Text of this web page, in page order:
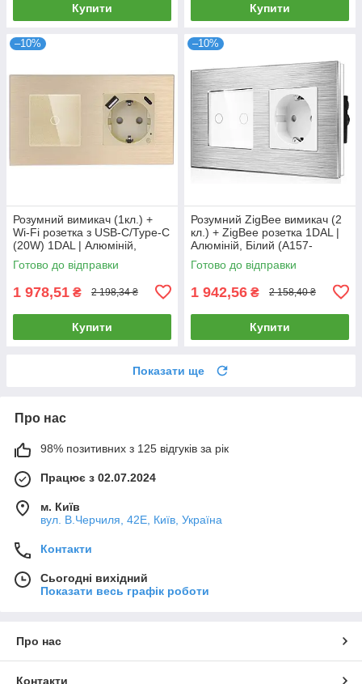
Купити Купити
–10%
Розумний вимикач (1кл.) +
Wi-Fi розетка з USB-C/Type-C
(20W) 1DAL | Алюміній,
Золото (A157-GSW1G.WF-
STUTC.WF.GD)
Готово до відправки
1 978,51 ₴ 2 198,34 ₴
Купити
–10%
Розумний ZigBee вимикач (2
кл.) + ZigBee розетка 1DAL |
Алюміній, Білий (A157-
GSW2G.ZB-ST.ZB.WT)
Готово до відправки
1 942,56 ₴ 2 158,40 ₴
Купити
Показати ще
Про нас
98% позитивних з 125 відгуків за рік
Працює з 02.07.2024
м. Київ
вул. В.Черчиля, 42Е, Київ, Україна
Контакти
Сьогодні вихідний
Показати весь графік роботи
Про нас
Контакти